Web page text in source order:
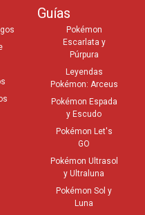
Guías
Pokémon
Escarlata y
Púrpura
Leyendas
Pokémon: Arceus
Pokémon Espada
y Escudo
Pokémon Let's
GO
Pokémon Ultrasol
y Ultraluna
Pokémon Sol y
Luna